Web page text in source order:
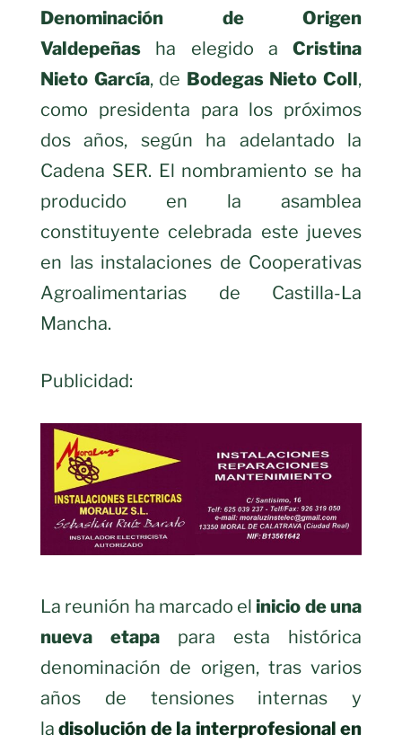
Denominación de Origen
Valdepeñas ha elegido a Cristina
Nieto García, de Bodegas Nieto Coll,
como presidenta para los próximos
dos años, según ha adelantado la
Cadena SER. El nombramiento se ha
producido en la asamblea
constituyente celebrada este jueves
en las instalaciones de Cooperativas
Agroalimentarias de Castilla-La
Mancha.
Publicidad:
La reunión ha marcado el inicio de una
nueva etapa para esta histórica
denominación de origen, tras varios
años de tensiones internas y
ladisolución de la interprofesional en